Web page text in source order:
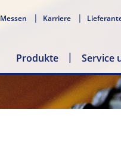
Messen Karriere
Produkte Service